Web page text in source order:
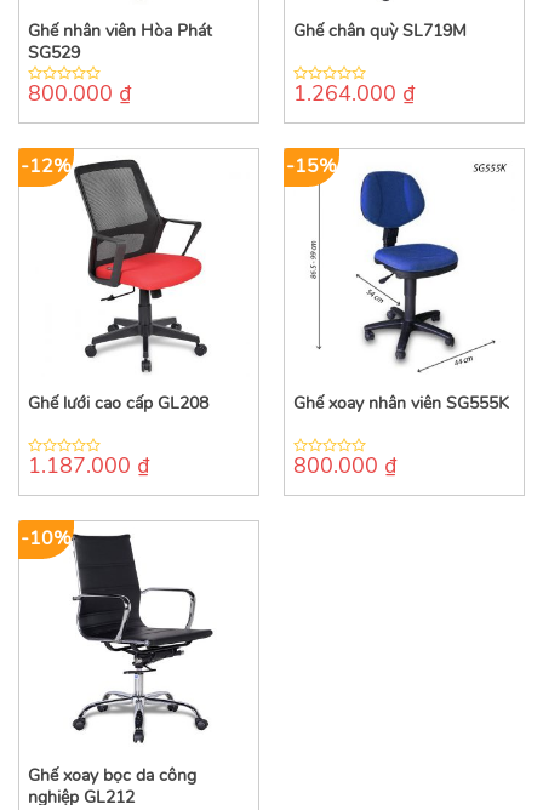
Ghế nhân viên Hòa Phát
SG529
0
of
800.000 ₫
Ghế chân quỳ SL719M
0
of
1.264.000 ₫
-12%
Ghế lưới cao cấp GL208
0
of
1.187.000 ₫
-15%
Ghế xoay nhân viên SG555K
0
of
800.000 ₫
-10%
Ghế xoay bọc da công
nghiệp GL212